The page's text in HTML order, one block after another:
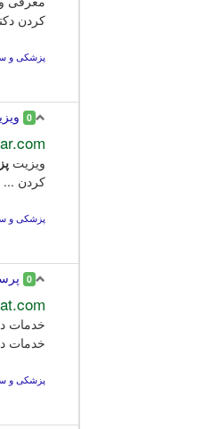
کردن
پزشکی و
0
ویزیت
کردن ...
پزشکی و
0
خدمات
خدمات
پزشکی و